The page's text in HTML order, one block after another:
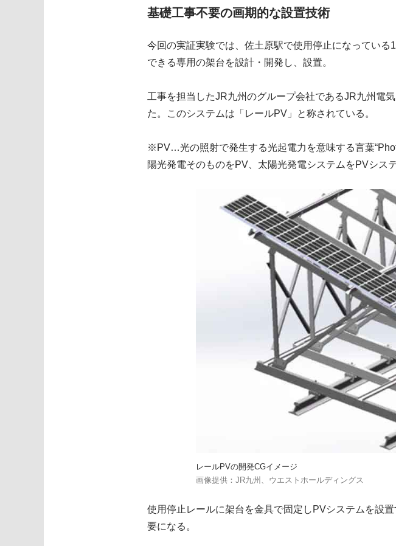
基礎工事不要の画期的な設置技術
今回の実証実験では、佐土原駅で使用停止になってい
できる専用の架台を設計・開発し、設置。
工事を担当したJR九州のグループ会社であるJR九州電
た。このシステムは「レールPV」と称されている。
※PV…光の照射で発生する光起電力を意味する言葉
陽光発電そのものをPV、太陽光発電システムをPVシス
レールPVの開発CGイメージ
画像提供：JR九州、ウエストホールディングス
使用停止レールに架台を金具で固定しPVシステムを設
要になる。